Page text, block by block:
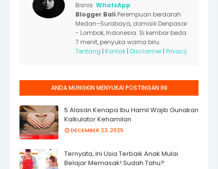
Bisnis: WhatsApp
Blogger Bali Perempuan berdarah
Medan–Surabaya, domisili Denpasar
- Lombok, Indonesia. Si kembar beda
7 menit, penyuka warna biru.
Tentang | Kontak | Disclaimer | Privacy
ANDA MUNGKIN MENYUKAI POSTINGAN INI
5 Alasan Kenapa Ibu Hamil Wajib Gunakan
Kalkulator Kehamilan
DECEMBER 23, 2025
Ternyata, Ini Usia Terbaik Anak Mulai
Belajar Memasak! Sudah Tahu?